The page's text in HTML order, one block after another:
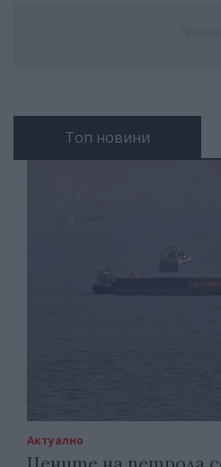
Топ новини
Актуално